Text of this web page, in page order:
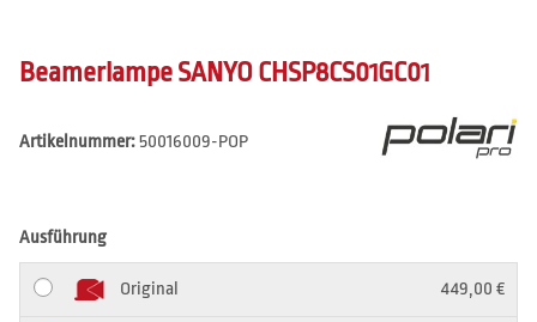
Beamerlampe SANYO CHSP8CS01GC01
Artikelnummer:50016009-POP
Ausführung
Original 449,00 €